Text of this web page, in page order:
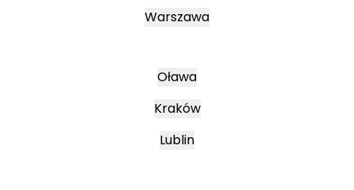
Warszawa
Oława
Kraków
Lublin